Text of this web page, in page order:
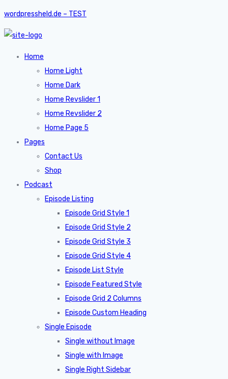
wordpressheld.de – TEST
Home
Home Light
Home Dark
Home Revslider 1
Home Revslider 2
Home Page 5
Pages
Contact Us
Shop
Podcast
Episode Listing
Episode Grid Style 1
Episode Grid Style 2
Episode Grid Style 3
Episode Grid Style 4
Episode List Style
Episode Featured Style
Episode Grid 2 Columns
Episode Custom Heading
Single Episode
Single without Image
Single with Image
Single Right Sidebar